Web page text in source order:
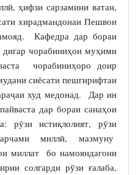
ҳифзи сарзамини ватан,
хирадмандонаи Пешвои
Кафедра дар бораи
чорабиниҳои муҳими
чорабиниҳоро доир
сиёсати пешгирифтаи
худ медонад. Дар ин
дар бораи санаҳои
рӯзи истиқлолият, рӯзи
миллӣ, мазмуну
миллат бо намояндагони
солгарди рӯзи ғалаба,